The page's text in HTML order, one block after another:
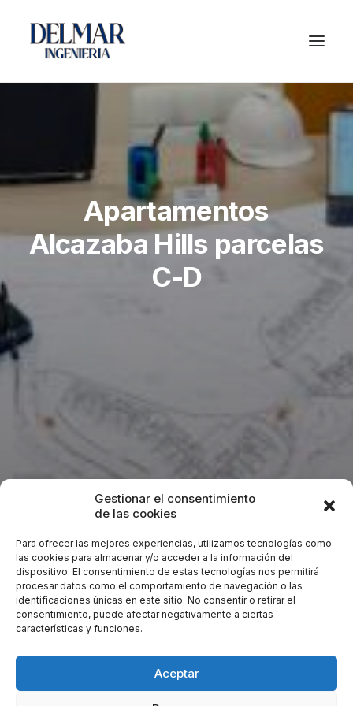
Gestionar el consentimiento
de las cookies
Para ofrecer las mejores experiencias, utilizamos tecnologías como
las cookies para almacenar y/o acceder a la información del
dispositivo. El consentimiento de estas tecnologías nos permitirá
procesar datos como el comportamiento de navegación o las
identificaciones únicas en este sitio. No consentir o retirar el
consentimiento, puede afectar negativamente a ciertas
características y funciones.
Aceptar
Apartamentos
Alcazaba Hills parcelas
C-D
denominado “Alcazaba Hills”, parcelas C-D.
Lugar:Casares (Málaga)
Promotor: Sagamore Real Estate, S.L.
Cliente:Archiplan, S.L.
Encargo:Estudio de Instalaciones para Proyecto de
Arquitectura.